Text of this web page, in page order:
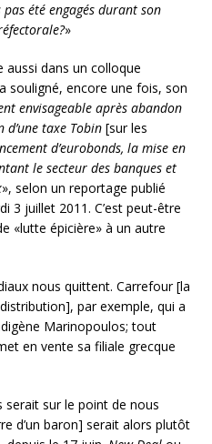
été engagés durant son
»
aussi dans un colloque
souligné, encore une fois, son
envisageable après abandon
taxe Tobin [sur les
d’eurobonds, la mise en
le secteur des banques et
», selon un reportage publié
3 juillet 2011. C’est peut-être
«lutte épicière» à un autre
nous quittent. Carrefour [la
par exemple, qui a
Marinopoulos; tout
en vente sa filiale grecque
serait sur le point de nous
d’un baron] serait alors plutôt